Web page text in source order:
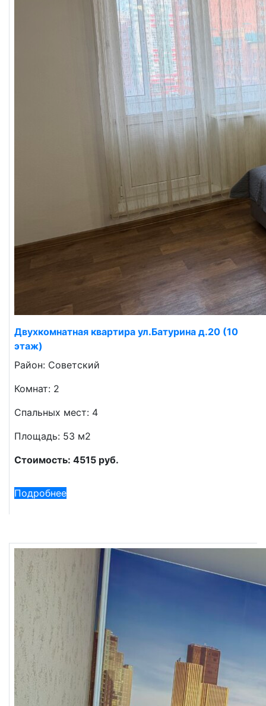
Двухкомнатная квартира ул.Батурина д.20 (10
этаж)
Район: Советский
Комнат: 2
Спальных мест: 4
Площадь: 53 м2
Стоимость: 4515 руб.
Подробнее